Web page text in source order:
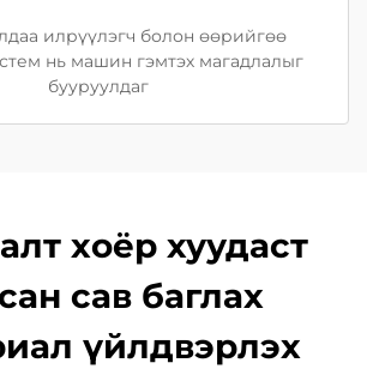
илрүүлэгч болон өөрийгөө
нь машин гэмтэх магадлалыг
бууруулдаг
хоёр хуудаст
сав баглах
үйлдвэрлэх